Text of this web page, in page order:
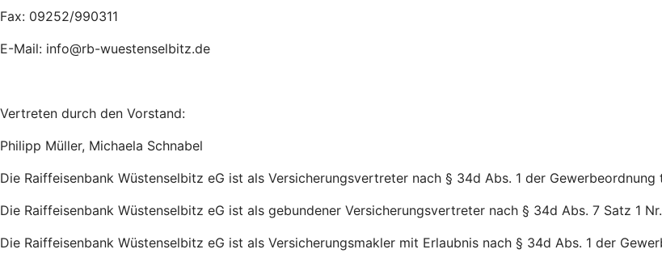
Fax: 09252/990311
E-Mail: info@rb-wuestenselbitz.de
Vertreten durch den Vorstand:
Philipp Müller, Michaela Schnabel
Die Raiffeisenbank Wüstenselbitz eG ist als Versicherungsvertreter nach § 34d Abs. 1 der Gewerbeordnung
Die Raiffeisenbank Wüstenselbitz eG ist als gebundener Versicherungsvertreter nach § 34d Abs. 7 Satz 1
Die Raiffeisenbank Wüstenselbitz eG ist als Versicherungsmakler mit Erlaubnis nach § 34d Abs. 1 der